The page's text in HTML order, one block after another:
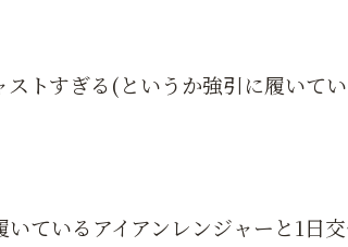
ストすぎる(というか強引に履いて
いているアイアンレンジャーと1日